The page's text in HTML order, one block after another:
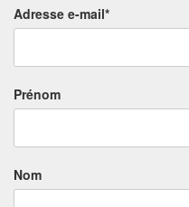
Adresse e-mail*
Prénom
Nom